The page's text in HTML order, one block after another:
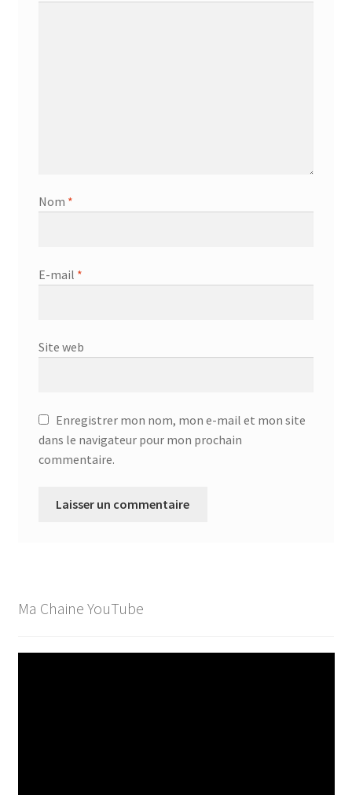
Nom *
E-mail *
Site web
Enregistrer mon nom, mon e-mail et mon site
dans le navigateur pour mon prochain
commentaire.
Ma Chaine YouTube